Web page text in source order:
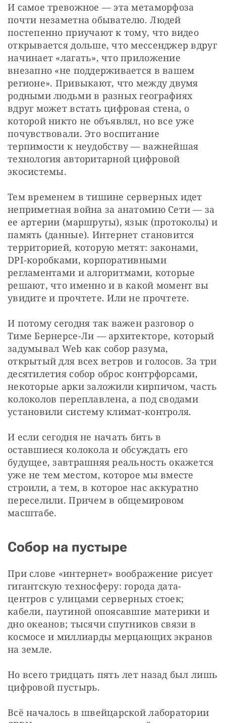
И самое тревожное — эта метаморфоза
почти незаметна обывателю. Людей
постепенно приучают к тому, что видео
открывается дольше, что мессенджер вдруг
начинает «лагать», что приложение
внезапно «не поддерживается в вашем
регионе». Привыкают, что между двумя
родными людьми в разных географиях
вдруг может встать цифровая стена, о
которой никто не объявлял, но все уже
почувствовали. Это воспитание
терпимости к неудобству — важнейшая
технология авторитарной цифровой
экосистемы.
Тем временем в тишине серверных идет
неприметная война за анатомию Сети — за
ее артерии (маршруты), язык (протоколы) и
память (данные). Интернет становится
территорией, которую метят: законами,
DPI-коробками, корпоративными
регламентами и алгоритмами, которые
решают, что именно и в какой момент вы
увидите и прочтете. Или не прочтете.
И потому сегодня так важен разговор о
Тиме Бернерсе-Ли — архитекторе, который
задумывал Web как собор разума,
открытый для всех ветров и голосов. За три
десятилетия собор оброс контрфорсами,
некоторые арки заложили кирпичом, часть
колоколов переплавлена, а под сводами
установили систему климат-контроля.
И если сегодня не начать бить в
оставшиеся колокола и обсуждать его
будущее, завтрашняя реальность окажется
уже не тем местом, которое мы вместе
строили, а тем, в которое нас аккуратно
переселили. Причем в общемировом
масштабе.
Собор на пустыре
При слове «интернет» воображение рисует
гигантскую техносферу: города дата-
центров с улицами серверных стоек;
кабели, паутиной опоясавшие материки и
дно океанов; тысячи спутников связи в
космосе и миллиарды мерцающих экранов
на земле.
Но всего тридцать пять лет назад был лишь
цифровой пустырь.
Всё началось в швейцарской лаборатории